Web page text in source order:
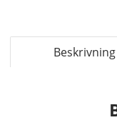
Beskrivning